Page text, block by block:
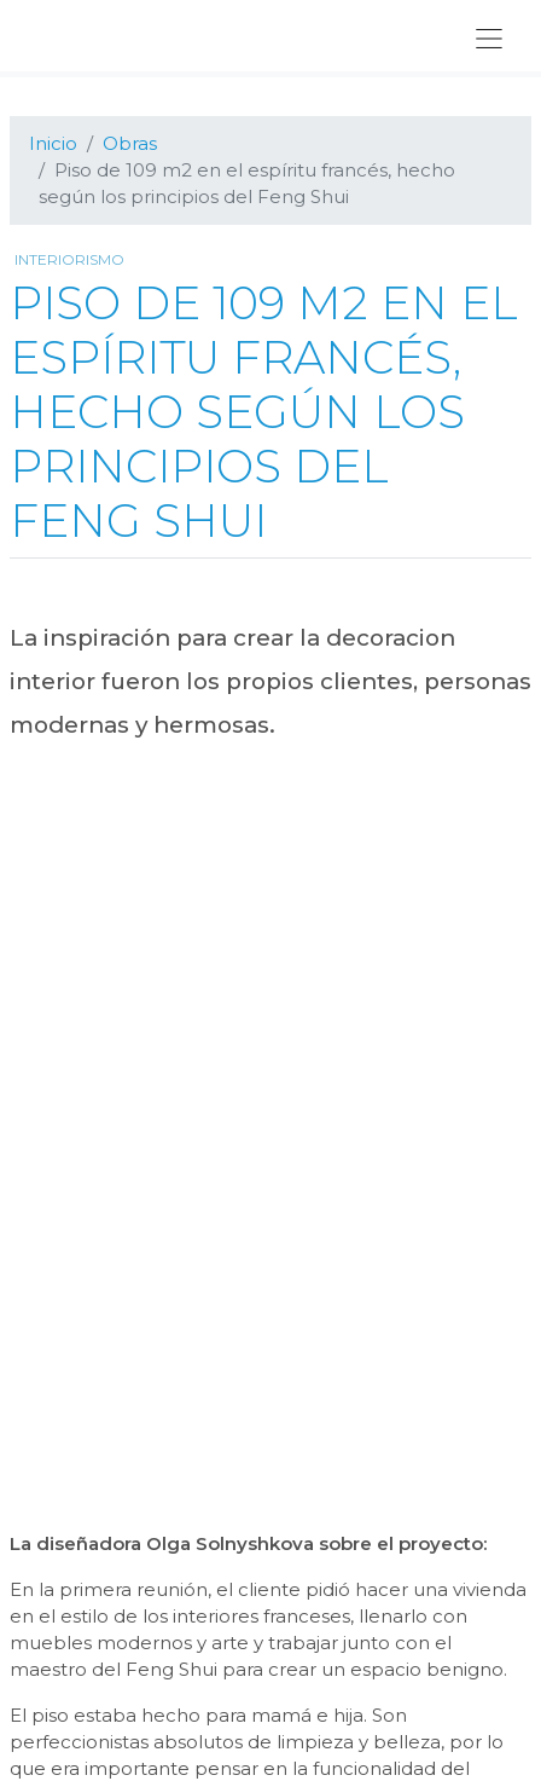
Inicio
Obras
Piso de 109 m2 en el espíritu francés, hecho
según los principios del Feng Shui
INTERIORISMO
PISO DE 109 M2 EN EL
ESPÍRITU FRANCÉS,
HECHO SEGÚN LOS
PRINCIPIOS DEL
FENG SHUI
La inspiración para crear la decoracion
interior fueron los propios clientes, personas
modernas y hermosas.
La diseñadora Olga Solnyshkova sobre el proyecto:
En la primera reunión, el cliente pidió hacer una vivienda
en el estilo de los interiores franceses, llenarlo con
muebles modernos y arte y trabajar junto con el
maestro del Feng Shui para crear un espacio benigno.
El piso estaba hecho para mamá e hija. Son
perfeccionistas absolutos de limpieza y belleza, por lo
que era importante pensar en la funcionalidad del